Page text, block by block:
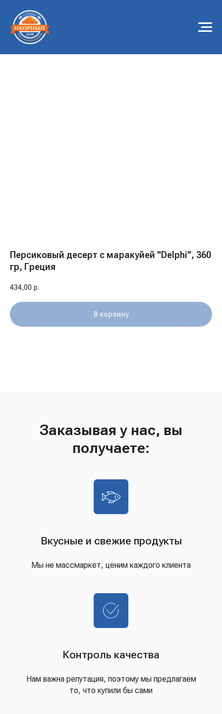
Персиковый десерт с маракуйей "Delphi", 360
гр, Греция
434,00 р.
В корзину
Заказывая у нас, вы
получаете:
Вкусные и свежие продукты
Мы не массмаркет, ценим каждого клиента
Контроль качества
Нам важна репутация, поэтому мы предлагаем
то, что купили бы сами